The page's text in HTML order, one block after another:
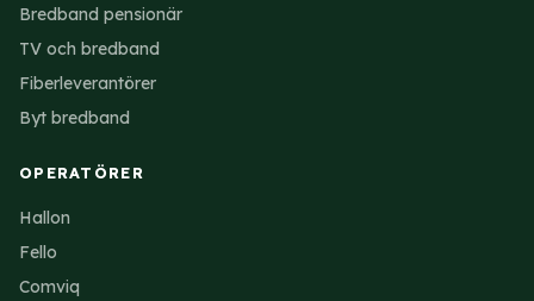
Bredband pensionär
TV och bredband
Fiberleverantörer
Byt bredband
OPERATÖRER
Hallon
Fello
Comviq